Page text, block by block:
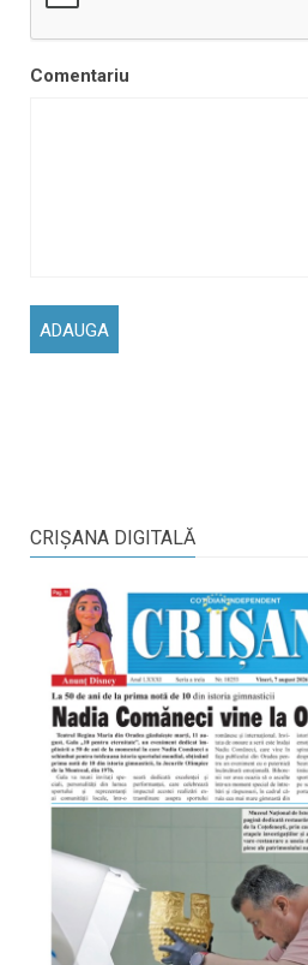
Comentariu
CRIŞANA DIGITALĂ